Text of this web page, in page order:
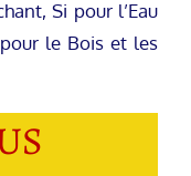
Si pour l’Eau
le Bois et les